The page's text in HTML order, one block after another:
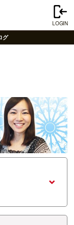
LOGIN
グ